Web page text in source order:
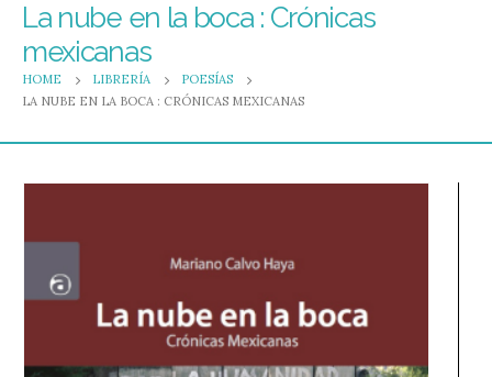
La nube en la boca : Crónicas
mexicanas
HOME LIBRERÍA
POESÍAS
LA NUBE EN LA BOCA : CRÓNICAS MEXICANAS